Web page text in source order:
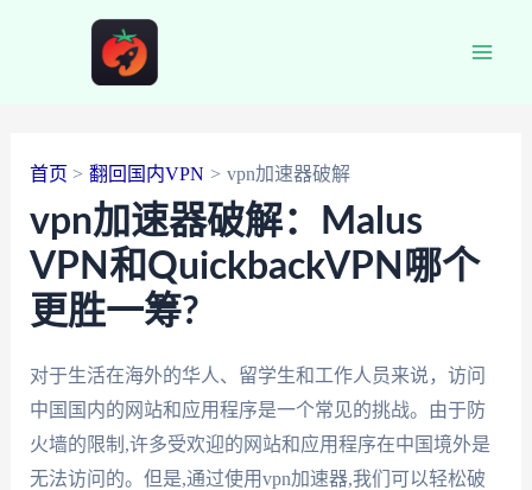
首页 翻回国内VPN vpn加速器破解
vpn加速器破解：Malus
VPN和QuickbackVPN哪个
更胜一筹?
对于生活在海外的华人、留学生和工作人员来说，访问
中国国内的网站和应用程序是一个常见的挑战。由于防
火墙的限制,许多受欢迎的网站和应用程序在中国境外是
无法访问的。但是,通过使用vpn加速器,我们可以轻松破